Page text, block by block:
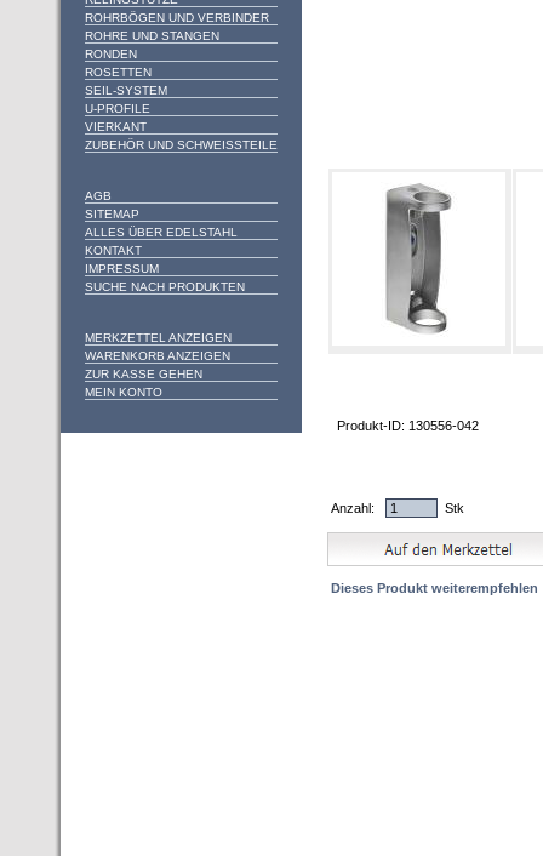
ROHRBÖGEN UND VERBINDER
ROHRE UND STANGEN
RONDEN
ROSETTEN
SEIL-SYSTEM
U-PROFILE
VIERKANT
ZUBEHÖR UND SCHWEISSTEILE
AGB
SITEMAP
ALLES ÜBER EDELSTAHL
KONTAKT
IMPRESSUM
SUCHE NACH PRODUKTEN
MERKZETTEL ANZEIGEN
WARENKORB ANZEIGEN
ZUR KASSE GEHEN
MEIN KONTO
Produkt-ID: 130556-042
Anzahl: Stk
Dieses Produkt weiterempfehlen